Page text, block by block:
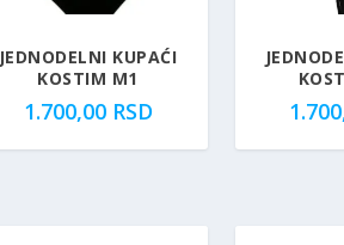
JEDNODELNI KUPAĆI
KOSTIM M1
1.700,00 RSD